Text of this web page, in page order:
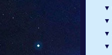
▼
▼
▼
▼